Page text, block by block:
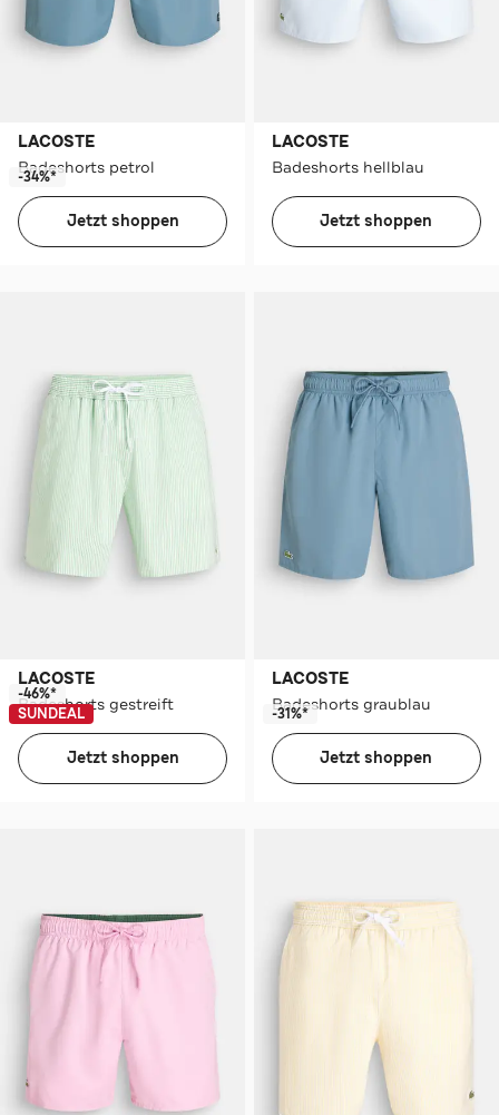
LACOSTE
Badeshorts petrol
-34%*
Jetzt shoppen
LACOSTE
Badeshorts hellblau
Jetzt shoppen
LACOSTE
Badeshorts gestreift
-46%*
SUNDEAL
Jetzt shoppen
LACOSTE
Badeshorts graublau
-31%*
Jetzt shoppen